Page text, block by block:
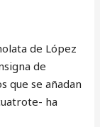
de López
de
que se añadan
ha